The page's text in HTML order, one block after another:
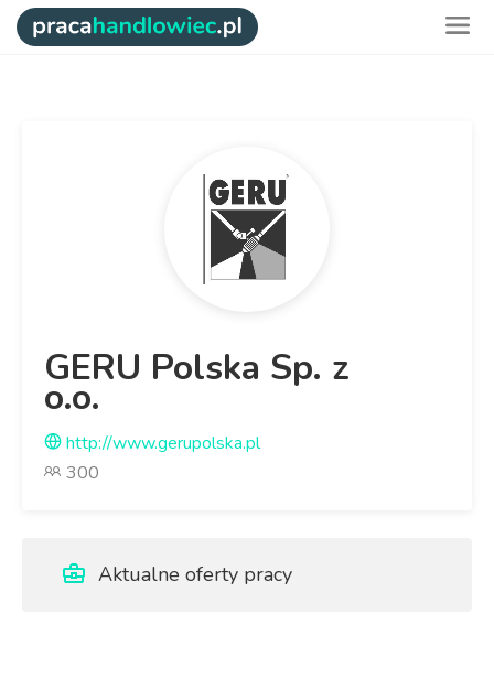
GERU Polska Sp. z
o.o.
http://www.gerupolska.pl
300
Aktualne oferty pracy